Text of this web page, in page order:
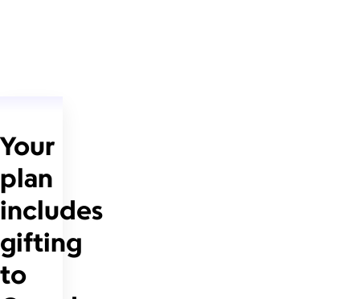
Your
plan
includes
gifting
to